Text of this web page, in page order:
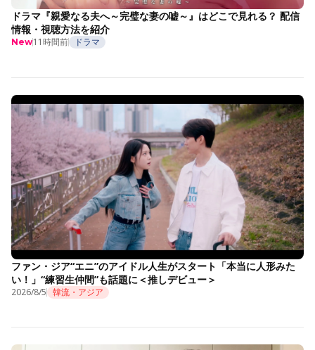
ドラマ『親愛なる夫へ～完璧な妻の嘘～』はどこで見れる？ 配信
情報・視聴方法を紹介
New11時間前 ドラマ
ファン・ジア“エニ”のアイドル人生がスタート「本当に人形みた
い！」“練習生仲間”も話題に＜推しデビュー＞
2026/8/5 韓流・アジア